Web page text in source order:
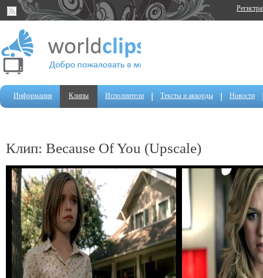
Информация Клипы Исполнители Тексты и аккорды Новости
Клип: Because Of You (Upscale)